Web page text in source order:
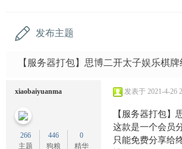
发布主题
【服务器打包】思博二开太子娱乐棋
xiaobaiyuanma
266
主题
446
狗粮
0
精华
发表于 2021-4-26
【服务器打包
这款是一个会员
只能免费分享给